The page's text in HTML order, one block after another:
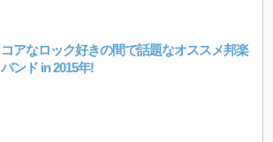
コアなロック好きの間で話題なオススメ邦楽
バンド in 2015年!